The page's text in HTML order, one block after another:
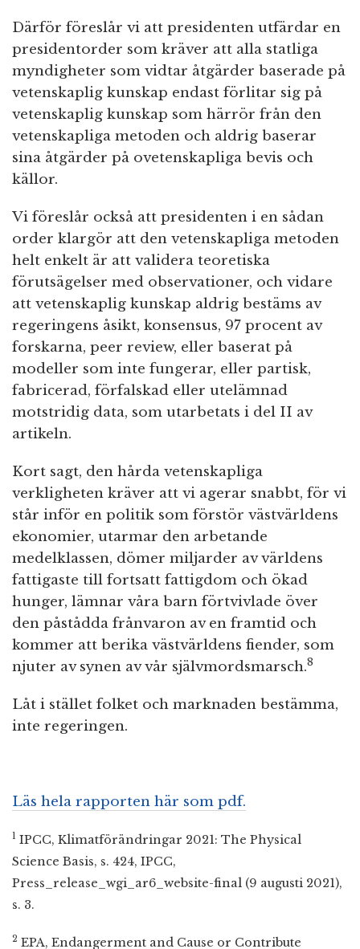
Därför föreslår vi att presidenten utfärdar en
presidentorder som kräver att alla statliga
myndigheter som vidtar åtgärder baserade på
vetenskaplig kunskap endast förlitar sig på
vetenskaplig kunskap som härrör från den
vetenskapliga metoden och aldrig baserar
sina åtgärder på ovetenskapliga bevis och
källor.
Vi föreslår också att presidenten i en sådan
order klargör att den vetenskapliga metoden
helt enkelt är att validera teoretiska
förutsägelser med observationer, och vidare
att vetenskaplig kunskap aldrig bestäms av
regeringens åsikt, konsensus, 97 procent av
forskarna, peer review, eller baserat på
modeller som inte fungerar, eller partisk,
fabricerad, förfalskad eller utelämnad
motstridig data, som utarbetats i del II av
artikeln.
Kort sagt, den hårda vetenskapliga
verkligheten kräver att vi agerar snabbt, för vi
står inför en politik som förstör västvärldens
ekonomier, utarmar den arbetande
medelklassen, dömer miljarder av världens
fattigaste till fortsatt fattigdom och ökad
hunger, lämnar våra barn förtvivlade över
den påstådda frånvaron av en framtid och
kommer att berika västvärldens fiender, som
njuter av synen av vår självmordsmarsch.8
Låt i stället folket och marknaden bestämma,
inte regeringen.
Läs hela rapporten här som pdf.
1 IPCC, Klimatförändringar 2021: The Physical
Science Basis, s. 424, IPCC,
Press_release_wgi_ar6_website-final (9 augusti 2021),
s. 3.
2 EPA, Endangerment and Cause or Contribute